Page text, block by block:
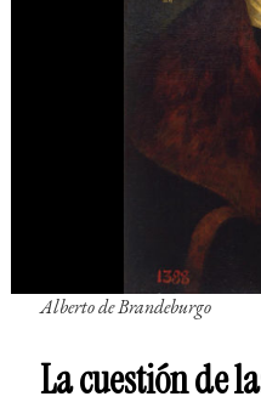
Alberto de Brandeburgo
La cuestión de